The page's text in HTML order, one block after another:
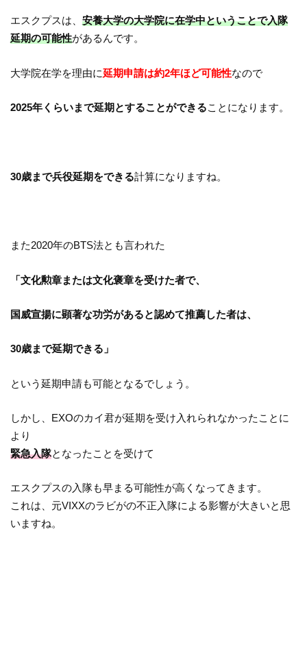
エスクプスは、安養大学の大学院に在学中ということで入隊
延期の可能性があるんです。
大学院在学を理由に延期申請は約2年ほど可能性なので
2025年くらいまで延期とすることができることになります。
30歳まで兵役延期をできる計算になりますね。
また2020年のBTS法とも言われた
「文化勲章または文化褒章を受けた者で、
国威宣揚に顕著な功労があると認めて推薦した者は、
30歳まで延期できる」
という延期申請も可能となるでしょう。
しかし、EXOのカイ君が延期を受け入れられなかったことに
より
緊急入隊となったことを受けて
エスクプスの入隊も早まる可能性が高くなってきます。
これは、元VIXXのラビがの不正入隊による影響が大きいと思
いますね。